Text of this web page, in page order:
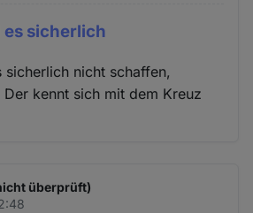
es sicherlich
sicherlich nicht schaffen,
Der kennt sich mit dem Kreuz
überprüft)